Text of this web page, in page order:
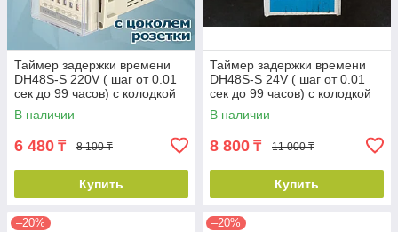
Таймер задержки времени
DH48S-S 220V ( шаг от 0.01
сек до 99 часов) с колодкой
В наличии
6 480 ₸ 8 100 ₸
Купить
Таймер задержки времени
DH48S-S 24V ( шаг от 0.01
сек до 99 часов) с колодкой
В наличии
8 800 ₸ 11 000 ₸
Купить
–20% –20%